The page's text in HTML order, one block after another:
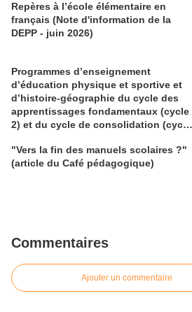
Repères à l’école élémentaire en
français (Note d'information de la
DEPP - juin 2026)
Programmes d’enseignement
d’éducation physique et sportive et
d’histoire-géographie du cycle des
apprentissages fondamentaux (cycle
2) et du cycle de consolidation (cycle
"Vers la fin des manuels scolaires ?"
(article du Café pédagogique)
Commentaires
Ajouter un commentaire